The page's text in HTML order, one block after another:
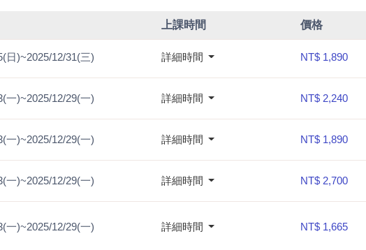
上課時間 價格
日)~2025/12/31(三) 詳細時間 NT$ 1,890
一)~2025/12/29(一) 詳細時間 NT$ 2,240
一)~2025/12/29(一) 詳細時間 NT$ 1,890
一)~2025/12/29(一) 詳細時間 NT$ 2,700
一)~2025/12/29(一) 詳細時間 NT$ 1,665